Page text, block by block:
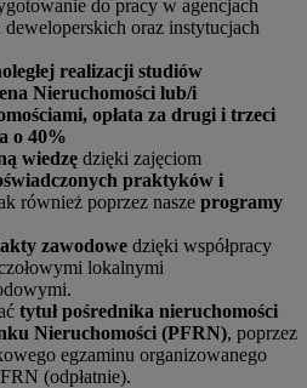
do pracy w agencjach
oraz instytucjach
realizacji studiów
Nieruchomości lub/i
opłata za drugi i trzeci
o 40%
wiedzę dzięki zajęciom
praktyków i
również poprzez nasze programy
zawodowe dzięki współpracy
lokalnymi
tytuł pośrednika nieruchomości
Nieruchomości (PFRN), poprzez
egzaminu organizowanego
(odpłatnie).